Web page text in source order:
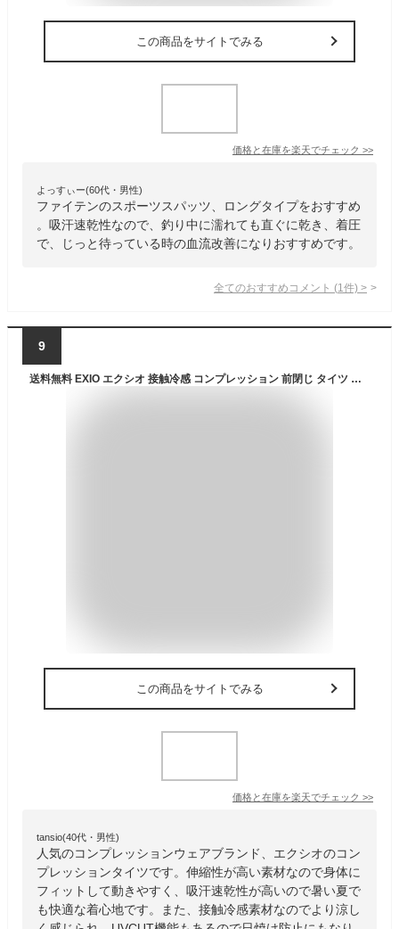
この商品をサイトでみる
価格と在庫を楽天でチェック >>
よっすぃー(60代・男性)
ファイテンのスポーツスパッツ、ロングタイプをおすすめ
。吸汗速乾性なので、釣り中に濡れても直ぐに乾き、着圧
で、じっと待っている時の血流改善になりおすすめです。
全てのおすすめコメント (1 件) >
9
送料無料 EXIO エクシオ 接触冷感 コンプレッション 前閉じ タイツ メンズ オールシーズン インナー ロングタイツ 全2色 M-XXL アンダーウェア コンプレッションウェア トレーニングウェア ランニング スパッツ ネコポス ポイント消化 あす楽
この商品をサイトでみる
価格と在庫を楽天でチェック >>
tansio(40代・男性)
人気のコンプレッションウェアブランド、エクシオのコン
プレッションタイツです。伸縮性が高い素材なので身体に
フィットして動きやすく、吸汗速乾性が高いので暑い夏で
も快適な着心地です。また、接触冷感素材なのでより涼し